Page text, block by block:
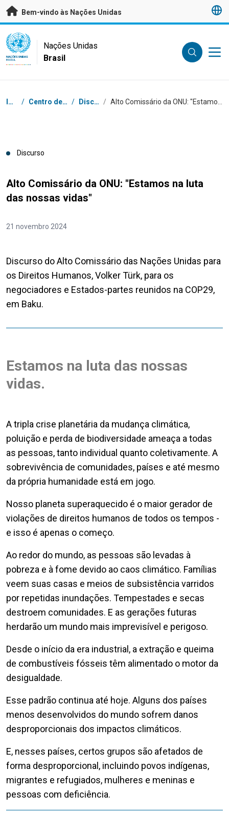
Saltar para conteúdo principal
Bem-vindo às Nações Unidas
UN Logo
NAÇÕES UNIDAS
BRASIL
Nações Unidas
Brasil
Navegação
Início / Centro de Imprensa / Discursos /
Discurso
Alto Comissário da ONU: "Estamos na luta
das nossas vidas"
21 novembro 2024
Discurso do Alto Comissário das Nações Unidas para
os Direitos Humanos, Volker Türk, para os
negociadores e Estados-partes reunidos na COP29,
em Baku.
Estamos na luta das nossas
vidas.
A tripla crise planetária da mudança climática,
poluição e perda de biodiversidade ameaça a todas
as pessoas, tanto individual quanto coletivamente. A
sobrevivência de comunidades, países e até mesmo
da própria humanidade está em jogo.
Nosso planeta superaquecido é o maior gerador de
violações de direitos humanos de todos os tempos -
e isso é apenas o começo.
Ao redor do mundo, as pessoas são levadas à
pobreza e à fome devido ao caos climático. Famílias
veem suas casas e meios de subsistência varridos
por repetidas inundações. Tempestades e secas
destroem comunidades. E as gerações futuras
herdarão um mundo mais imprevisível e perigoso.
Desde o início da era industrial, a extração e queima
de combustíveis fósseis têm alimentado o motor da
desigualdade.
Esse padrão continua até hoje. Alguns dos países
menos desenvolvidos do mundo sofrem danos
desproporcionais dos impactos climáticos.
E, nesses países, certos grupos são afetados de
forma desproporcional, incluindo povos indígenas,
migrantes e refugiados, mulheres e meninas e
pessoas com deficiência.